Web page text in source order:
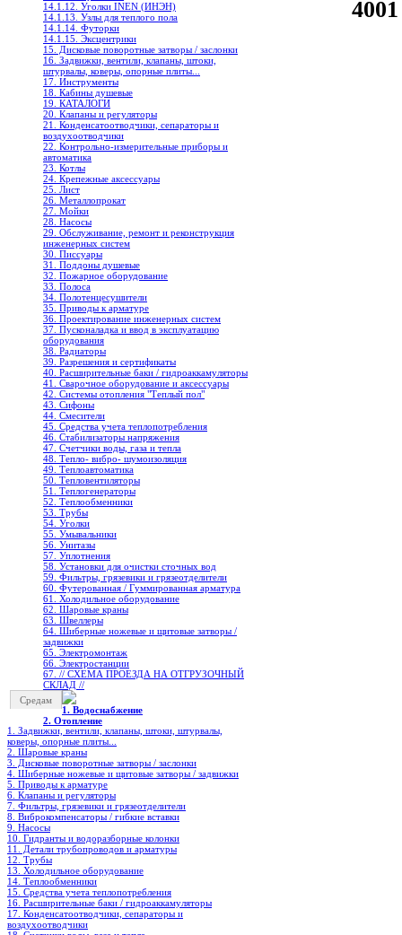
14.1.12. Уголки INEN (ИНЭН)
14.1.13. Узлы для теплого пола
14.1.14. Футорки
14.1.15. Эксцентрики
15. Дисковые поворотные затворы / заслонки
16. Задвижки, вентили, клапаны, штоки,
штурвалы, коверы, опорные плиты...
17. Инструменты
18. Кабины душевые
19. КАТАЛОГИ
20. Клапаны и регуляторы
21. Конденсатоотводчики, сепараторы и
воздухоотводчики
22. Контрольно-измерительные приборы и
автоматика
23. Котлы
24. Крепежные аксессуары
25. Лист
26. Металлопрокат
27. Мойки
28. Насосы
29. Обслуживание, ремонт и реконструкция
инженерных систем
30. Писсуары
31. Поддоны душевые
32. Пожарное оборудование
33. Полоса
34. Полотенцесушители
35. Приводы к арматуре
36. Проектирование инженерных систем
37. Пусконаладка и ввод в эксплуатацию
оборудования
38. Радиаторы
39. Разрешения и сертификаты
40. Расширительные баки / гидроаккамуляторы
41. Сварочное оборудование и аксессуары
42. Системы отопления "Теплый пол"
43. Сифоны
44. Смесители
45. Средства учета теплопотребления
46. Стабилизаторы напряжения
47. Счетчики воды, газа и тепла
48. Тепло- вибро- шумоизоляция
49. Теплоавтоматика
50. Тепловентиляторы
51. Теплогенераторы
52. Теплообменники
53. Трубы
54. Уголки
55. Умывальники
56. Унитазы
57. Уплотнения
58. Установки для очистки сточных вод
59. Фильтры, грязевики и грязеотделители
60. Футерованная / Гуммированная арматура
61. Холодильное oборудование
62. Шаровые краны
63. Швеллеры
64. Шиберные ножевые и щитовые затворы /
задвижки
65. Электромонтаж
66. Электростанции
67. // СХЕМА ПРОЕЗДА НА ОТГРУЗОЧНЫЙ
СКЛАД //
Средам
1. Водоснабжение
2. Отопление
1. Задвижки, вентили, клапаны, штоки, штурвалы,
коверы, опорные плиты...
2. Шаровые краны
3. Дисковые поворотные затворы / заслонки
4. Шиберные ножевые и щитовые затворы / задвижки
5. Приводы к арматуре
6. Клапаны и регуляторы
7. Фильтры, грязевики и грязеотделители
8. Виброкомпенсаторы / гибкие вставки
9. Насосы
10. Гидранты и водоразборные колонки
11. Детали трубопроводов и арматуры
12. Трубы
13. Холодильное oборудование
14. Теплообменники
15. Средства учета теплопотребления
16. Расширительные баки / гидроаккамуляторы
17. Конденсатоотводчики, сепараторы и
воздухоотводчики